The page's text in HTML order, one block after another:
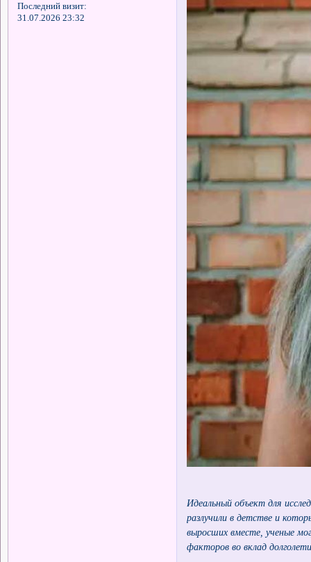
Последний визит:
31.07.2026 23:32
Идеальный объект для
разлучили в детстве и
выросших вместе, ученые
факторов во вклад